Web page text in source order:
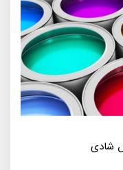
شادی